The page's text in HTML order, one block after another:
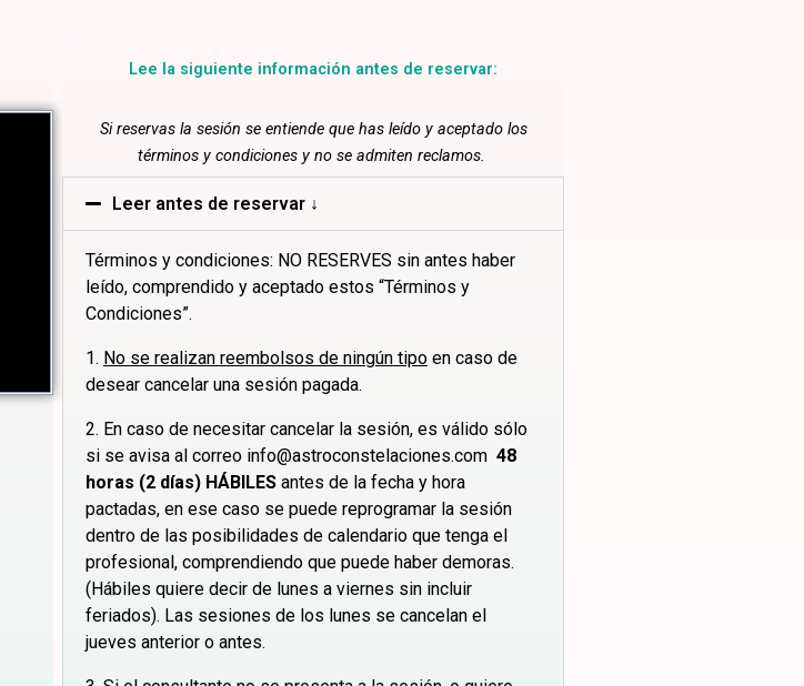
Lee la siguiente información antes de reservar:
Si reservas la sesión se entiende que has leído y aceptado los
términos y condiciones y no se admiten reclamos.
Leer antes de reservar ↓
Términos y condiciones: NO RESERVES sin antes haber
leído, comprendido y aceptado estos “Términos y
Condiciones”.
1. No se realizan reembolsos de ningún tipo en caso de
desear cancelar una sesión pagada.
2. En caso de necesitar cancelar la sesión, es válido sólo
si se avisa al correo info@astroconstelaciones.com 48
horas (2 días) HÁBILES antes de la fecha y hora
pactadas, en ese caso se puede reprogramar la sesión
dentro de las posibilidades de calendario que tenga el
profesional, comprendiendo que puede haber demoras.
(Hábiles quiere decir de lunes a viernes sin incluir
feriados). Las sesiones de los lunes se cancelan el
jueves anterior o antes.